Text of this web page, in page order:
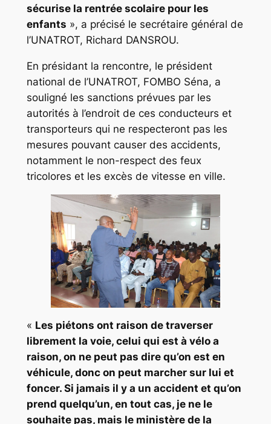
sécurise la rentrée scolaire pour les
enfants », a précisé le secrétaire général de
l’UNATROT, Richard DANSROU.
En présidant la rencontre, le président
national de l’UNATROT, FOMBO Séna, a
souligné les sanctions prévues par les
autorités à l’endroit de ces conducteurs et
transporteurs qui ne respecteront pas les
mesures pouvant causer des accidents,
notamment le non-respect des feux
tricolores et les excès de vitesse en ville.
« Les piétons ont raison de traverser
librement la voie, celui qui est à vélo a
raison, on ne peut pas dire qu’on est en
véhicule, donc on peut marcher sur lui et
foncer. Si jamais il y a un accident et qu’on
prend quelqu’un, en tout cas, je ne le
souhaite pas, mais le ministère de la